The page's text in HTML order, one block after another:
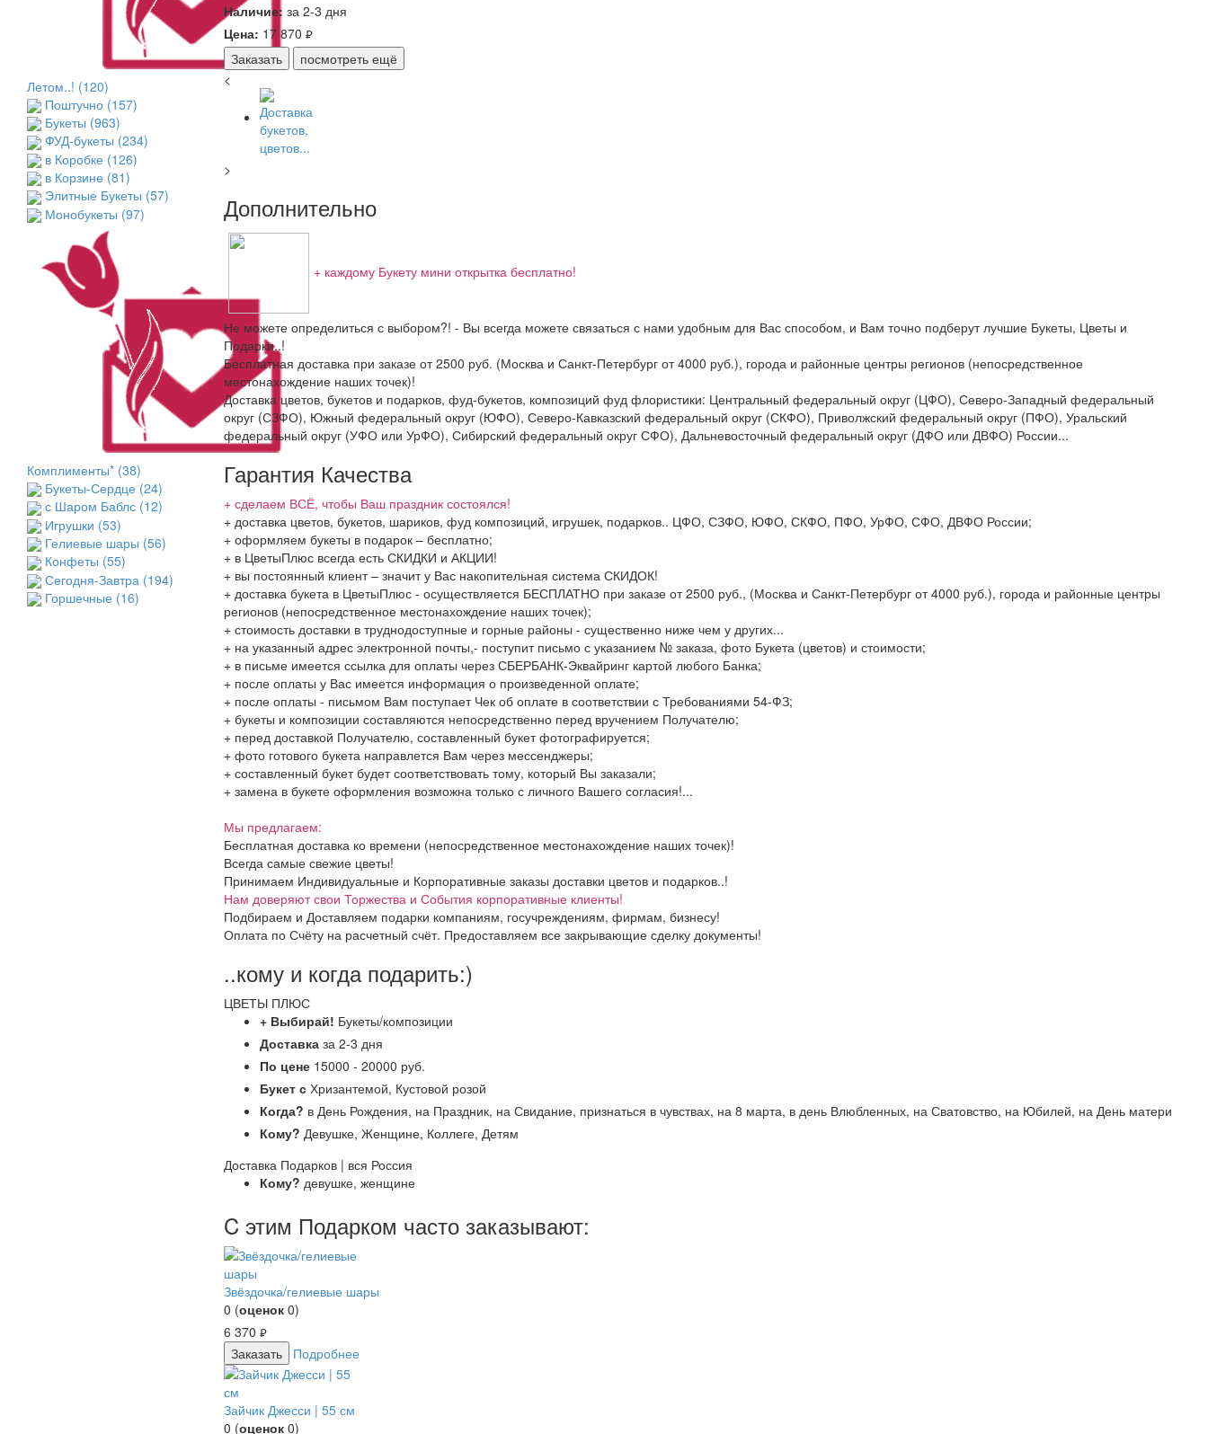
Летом..! (120)
Поштучно (157)
Букеты (963)
ФУД-букеты (234)
в Коробке (126)
в Корзине (81)
Элитные Букеты (57)
Монобукеты (97)
Комплименты* (38)
Букеты-Сердце (24)
с Шаром Баблс (12)
Игрушки (53)
Гелиевые шары (56)
Конфеты (55)
Сегодня-Завтра (194)
Горшечные (16)
Наличие: за 2-3 дня
Цена: 17 870 руб.
Заказать
посмотреть ещё
<
>
Дополнительно
+ каждому Букету мини открытка бесплатно!
Не можете определиться с выбором?! - Вы всегда можете связаться с нами удобным для Вас способом, и Вам точно подберут лучшие Букеты, Цветы и
Подарки..!
Бесплатная доставка при заказе от 2500 руб. (Москва и Санкт-Петербург от 4000 руб.), города и районные центры регионов (непосредственное
местонахождение наших точек)!
Доставка цветов, букетов и подарков, фуд-букетов, композиций фуд флористики: Центральный федеральный округ (ЦФО), Северо-Западный федеральный
округ (СЗФО), Южный федеральный округ (ЮФО), Северо-Кавказский федеральный округ (СКФО), Приволжский федеральный округ (ПФО), Уральский
федеральный округ (УФО или УрФО), Сибирский федеральный округ СФО), Дальневосточный федеральный округ (ДФО или ДВФО) России...
Гарантия Качества
+ сделаем ВСЁ, чтобы Ваш праздник состоялся!
+ доставка цветов, букетов, шариков, фуд композиций, игрушек, подарков.. ЦФО, СЗФО, ЮФО, СКФО, ПФО, УрФО, СФО, ДВФО России;
+ оформляем букеты в подарок – бесплатно;
+ в ЦветыПлюс всегда есть СКИДКИ и АКЦИИ!
+ вы постоянный клиент – значит у Вас накопительная система СКИДОК!
+ доставка букета в ЦветыПлюс - осуществляется БЕСПЛАТНО при заказе от 2500 руб., (Москва и Санкт-Петербург от 4000 руб.), города и районные центры
регионов (непосредственное местонахождение наших точек);
+ стоимость доставки в труднодоступные и горные районы - существенно ниже чем у других...
+ на указанный адрес электронной почты,- поступит письмо с указанием № заказа, фото Букета (цветов) и стоимости;
+ в письме имеется ссылка для оплаты через СБЕРБАНК-Эквайринг картой любого Банка;
+ после оплаты у Вас имеется информация о произведенной оплате;
+ после оплаты - письмом Вам поступает Чек об оплате в соответствии с Требованиями 54-ФЗ;
+ букеты и композиции составляются непосредственно перед вручением Получателю;
+ перед доставкой Получателю, составленный букет фотографируется;
+ фото готового букета направлется Вам через мессенджеры;
+ составленный букет будет соответствовать тому, который Вы заказали;
+ замена в букете оформления возможна только с личного Вашего согласия!...
Мы предлагаем:
Бесплатная доставка ко времени (непосредственное местонахождение наших точек)!
Всегда самые свежие цветы!
Принимаем Индивидуальные и Корпоративные заказы доставки цветов и подарков..!
Нам доверяют свои Торжества и События корпоративные клиенты!
Подбираем и Доставляем подарки компаниям, госучреждениям, фирмам, бизнесу!
Оплата по Счёту на расчетный счёт. Предоставляем все закрывающие сделку документы!
..кому и когда подарить:)
ЦВЕТЫ ПЛЮС
+ Выбирай! Букеты/композиции
Доставка за 2-3 дня
По цене 15000 - 20000 руб.
Букет с Хризантемой, Кустовой розой
Когда? в День Рождения, на Праздник, на Свидание, признаться в чувствах, на 8 марта, в день Влюбленных, на Сватовство, на Юбилей, на День матери
Кому? Девушке, Женщине, Коллеге, Детям
Доставка Подарков | вся Россия
Кому? девушке, женщине
C этим Подарком часто заказывают:
Звёздочка/гелиевые шары
0 (оценок 0)
6 370 руб.
Заказать Подробнее
Зайчик Джесси | 55 см
0 (оценок 0)